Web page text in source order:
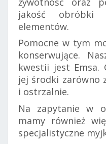
jakość obróbki
elementów.
Pomocne w tym
konserwujące.
kwestii jest
jej środki zarówno
i ostrzalnie.
Na zapytanie w
mamy również
specjalistyczne